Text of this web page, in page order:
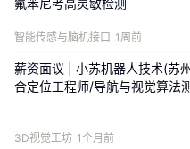
氟苯尼考高灵敏检测
智能传感与脑机接口 1周前
薪资面议 | 小苏机器人技术(苏
合定位工程师/导航与视觉算法
3D视觉工坊 1个月前